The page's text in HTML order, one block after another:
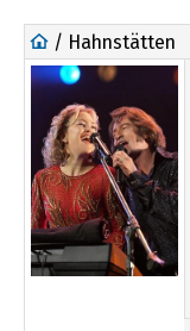
/ Hahnstätten